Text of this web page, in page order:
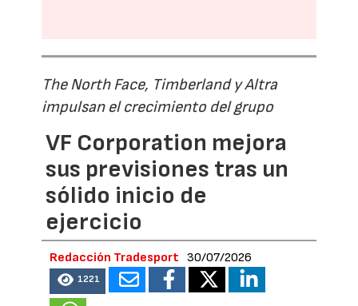
The North Face, Timberland y Altra
impulsan el crecimiento del grupo
VF Corporation mejora
sus previsiones tras un
sólido inicio de
ejercicio
Redacción Tradesport 30/07/2026
1221